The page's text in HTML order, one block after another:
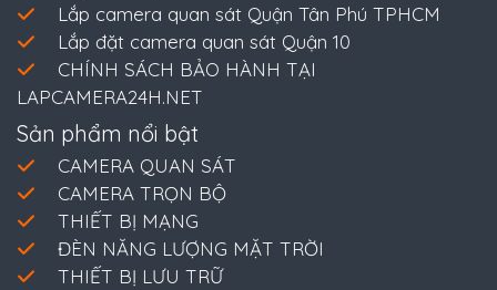
Lắp camera quan sát Quận Tân Phú TPHCM
Lắp đặt camera quan sát Quận 10
CHÍNH SÁCH BẢO HÀNH TẠI
LAPCAMERA24H.NET
Sản phẩm nổi bật
CAMERA QUAN SÁT
CAMERA TRỌN BỘ
THIẾT BỊ MẠNG
ĐÈN NĂNG LƯỢNG MẶT TRỜI
THIẾT BỊ LƯU TRỮ